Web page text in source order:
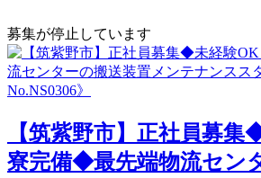
募集が停止しています
【筑紫野市】正社員募集
寮完備◆最先端物流セン